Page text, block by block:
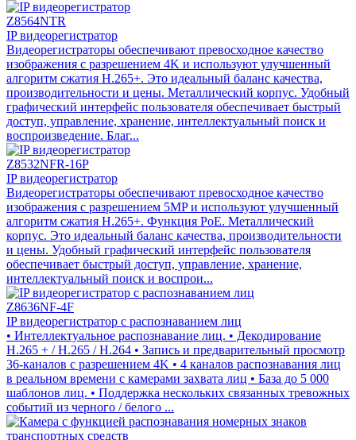
Z8564NTR
IP видеорегистратор
Видеорегистраторы обеспечивают превосходное качество
изображения с разрешением 4K и используют улучшенный
алгоритм сжатия H.265+. Это идеальный баланс качества,
производительности и цены. Металлический корпус. Удобный
графический интерфейс пользователя обеспечивает быстрый
доступ, управление, хранение, интеллектуальный поиск и
воспроизведение. Благ...
Z8532NFR-16P
IP видеорегистратор
Видеорегистраторы обеспечивают превосходное качество
изображения с разрешением 5MP и используют улучшенный
алгоритм сжатия H.265+. Функция PoE. Металлический
корпус. Это идеальный баланс качества, производительности
и цены. Удобный графический интерфейс пользователя
обеспечивает быстрый доступ, управление, хранение,
интеллектуальный поиск и воспрои...
Z8636NF-4F
IP видеорегистратор с распознаванием лиц
• Интеллектуальное распознавание лиц. • Декодирование
H.265 + / H.265 / H.264 • Запись и предварительный просмотр
36-каналов с разрешением 4K • 4 каналов распознавания лиц
в реальном времени с камерами захвата лиц • База до 5 000
шаблонов лиц. • Поддержка нескольких связанных тревожных
событий из черного / белого ...